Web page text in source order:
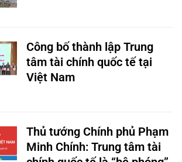
Công bố thành lập Trung
tâm tài chính quốc tế tại
Việt Nam
Thủ tướng Chính phủ Phạm
Minh Chính: Trung tâm tài